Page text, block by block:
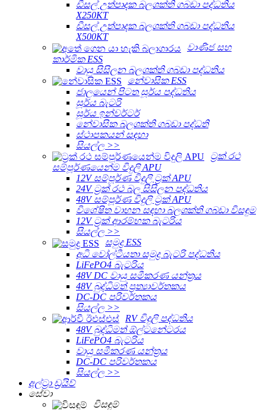
ඩීසල් උත්පාදක බලශක්ති ගබඩා පද්ධතිය
X250KT
ඩීසල් උත්පාදක බලශක්ති ගබඩා පද්ධතිය
X500KT
වාණිජ සහ
කාර්මික ESS
වායු සිසිලන බලශක්ති ගබඩා පද්ධතිය
නේවාසික ESS
ජාලයෙන් පිටත සූර්ය පද්ධතිය
සූර්ය බැටරි
සූර්ය ඉන්වර්ටර්
නේවාසික බලශක්ති ගබඩා පද්ධති
ස්ථාපකයන් සඳහා
සියල්ල >>
ට්‍රක් රථ
සම්පූර්ණයෙන්ම විදුලි APU
12V සම්පූර්ණ විදුලි ට්‍රක් APU
24V ට්‍රක් රථ බල සිසිලන පද්ධතිය
48V සම්පූර්ණ විදුලි ට්‍රක් APU
විශේෂිත වාහන සඳහා බලශක්ති ගබඩා විසඳුම
12V ට්‍රක් ආරම්භක බැටරිය
සියල්ල >>
සමුද්‍ර ESS
අධි වෝල්ටීයතා සමුද්‍ර බැටරි පද්ධතිය
LiFePO4 බැටරිය
48V DC වායු සමීකරණ යන්ත්‍රය
48V බුද්ධිමත් ප්‍රත්‍යාවර්තකය
DC-DC පරිවර්තකය
සියල්ල >>
RV විදුලි පද්ධතිය
48V බුද්ධිමත් ඕල්ටනේටරය
LiFePO4 බැටරිය
වායු සමීකරණ යන්ත්‍රය
DC-DC පරිවර්තකය
සියල්ල >>
අල්ට්‍රා ඩ්‍රයිව්
සේවා
විසඳුම්